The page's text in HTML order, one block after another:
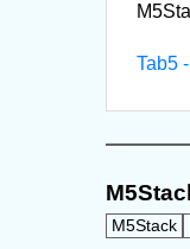
Tab5
M5Stack